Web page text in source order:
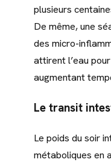
plusieurs
De même, une
des micro-
attirent l’eau
augmentant
Le transit
Le poids du soir
métaboliques en